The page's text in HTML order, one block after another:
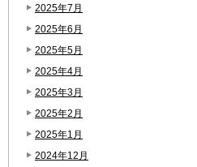
2025年7月
2025年6月
2025年5月
2025年4月
2025年3月
2025年2月
2025年1月
2024年12月